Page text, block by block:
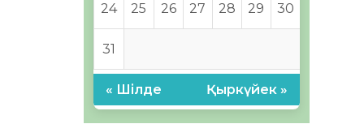
24 25 26 27 28 29 30
31
« Шілде Қыркүйек »